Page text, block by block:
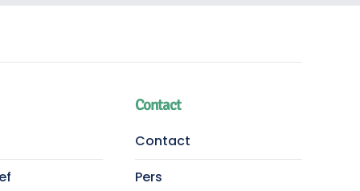
Contact
Contact
Pers